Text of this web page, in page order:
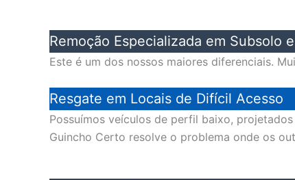
Remoção Especializada em Subsolo
Este é um dos nossos maiores diferenciais.
Resgate em Locais de Difícil Acesso
Possuímos veículos de perfil baixo,
Guincho Certo resolve o problema onde os